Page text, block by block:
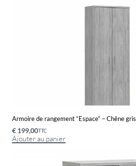
Armoire de rangement “Espace” – Chêne gris
€ 199,00TTC
Ajouter au panier